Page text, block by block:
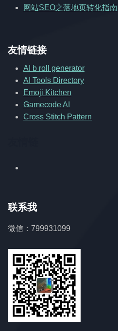
网站SEO之落地页转化指南
友情链接
AI b roll generator
AI Tools Directory
Emoji Kitchen
Gamecode AI
Cross Stitch Pattern
联系我
微信：799931099